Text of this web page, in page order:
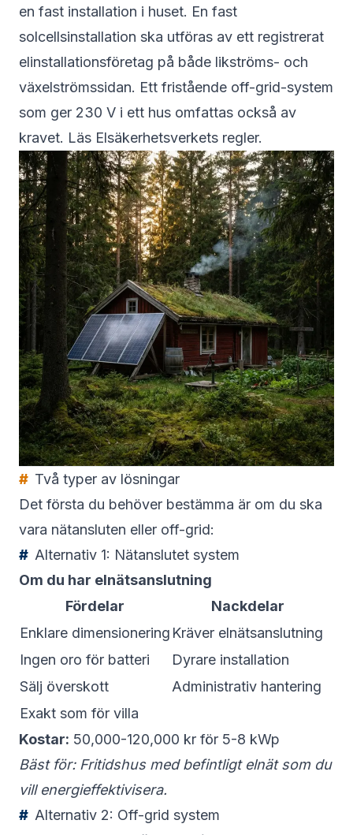
en fast installation i huset. En fast
solcellsinstallation ska utföras av ett registrerat
elinstallationsföretag på både likströms- och
växelströmssidan. Ett fristående off-grid-system
som ger 230 V i ett hus omfattas också av
kravet. Läs Elsäkerhetsverkets regler.
Två typer av lösningar
Det första du behöver bestämma är om du ska
vara nätansluten eller off-grid:
Alternativ 1: Nätanslutet system
Om du har elnätsanslutning
Fördelar
Nackdelar
Enklare dimensionering Kräver elnätsanslutning
Ingen oro för batteri
Dyrare installation
Sälj överskott
Administrativ hantering
Exakt som för villa
Kostar: 50,000-120,000 kr för 5-8 kWp
Bäst för: Fritidshus med befintligt elnät som du
vill energieffektivisera.
Alternativ 2: Off-grid system